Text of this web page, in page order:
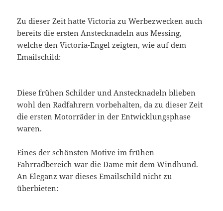
Zu dieser Zeit hatte Victoria zu Werbezwecken auch
bereits die ersten Anstecknadeln aus Messing,
welche den Victoria-Engel zeigten, wie auf dem
Emailschild:
Diese frühen Schilder und Anstecknadeln blieben
wohl den Radfahrern vorbehalten, da zu dieser Zeit
die ersten Motorräder in der Entwicklungsphase
waren.
Eines der schönsten Motive im frühen
Fahrradbereich war die Dame mit dem Windhund.
An Eleganz war dieses Emailschild nicht zu
überbieten: